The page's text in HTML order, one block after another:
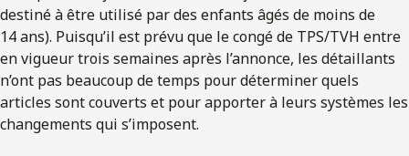
destiné à être utilisé par des enfants âgés de moins de
14 ans). Puisqu’il est prévu que le congé de TPS/TVH entre
en vigueur trois semaines après l’annonce, les détaillants
n’ont pas beaucoup de temps pour déterminer quels
articles sont couverts et pour apporter à leurs systèmes les
changements qui s’imposent.